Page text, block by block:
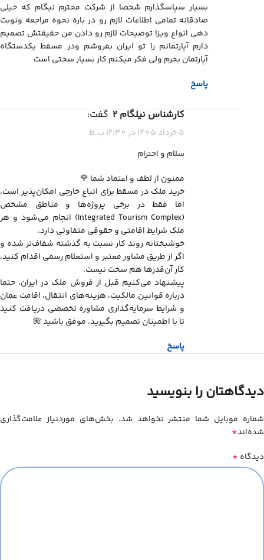
بسیار سپاسگذارم شخصا از شرکت محترم نیگام که خیلی
صادقانه تمامی اطلاعات لازم رو در باره نحوه مراجعه ونوبت
دهی انواع ویزا توضیحات لازم رو دادن من حقیقتش تصمیم
دارم آپارتمانم را تو ایران بفروشم ودر مسقط یکدستگاه
آپارتمان بخرم ولی فکر میکنم کار بسیار سختی است
پاسخ
کارشناس نیلگام 2 گفت:
5 خرداد 1405 در 12:30 ب.ظ
سلام و احترام
ممنون از لطف و اعتماد شما 🌹
خرید ملک در مسقط برای اتباع خارجی امکان‌پذیر است،
اما فقط در برخی پروژه‌ها و مناطق مشخص
(Integrated Tourism Complex) انجام می‌شود و هر
ملک شرایط اقامتی و حقوقی متفاوتی دارد.
خوشبختانه روند کار نسبت به گذشته شفاف‌تر شده و
اگر از طریق مشاور معتبر و استعلام رسمی اقدام کنید،
کار آن‌قدرها هم سخت نیست.
پیشنهاد می‌کنیم قبل از فروش ملک در ایران، حتما
درباره قوانین مالکیت، هزینه‌های انتقال، اقامت عمان
و شرایط سرمایه‌گذاری مشاوره تخصصی دریافت کنید
تا با اطمینان تصمیم بگیرید. موفق باشید 🌺
پاسخ
دیدگاهتان را بنویسید
شماره موبایل شما منتشر نخواهد شد. بخش‌های موردنیاز علامت‌گذاری
شده‌اند*
دیدگاه *